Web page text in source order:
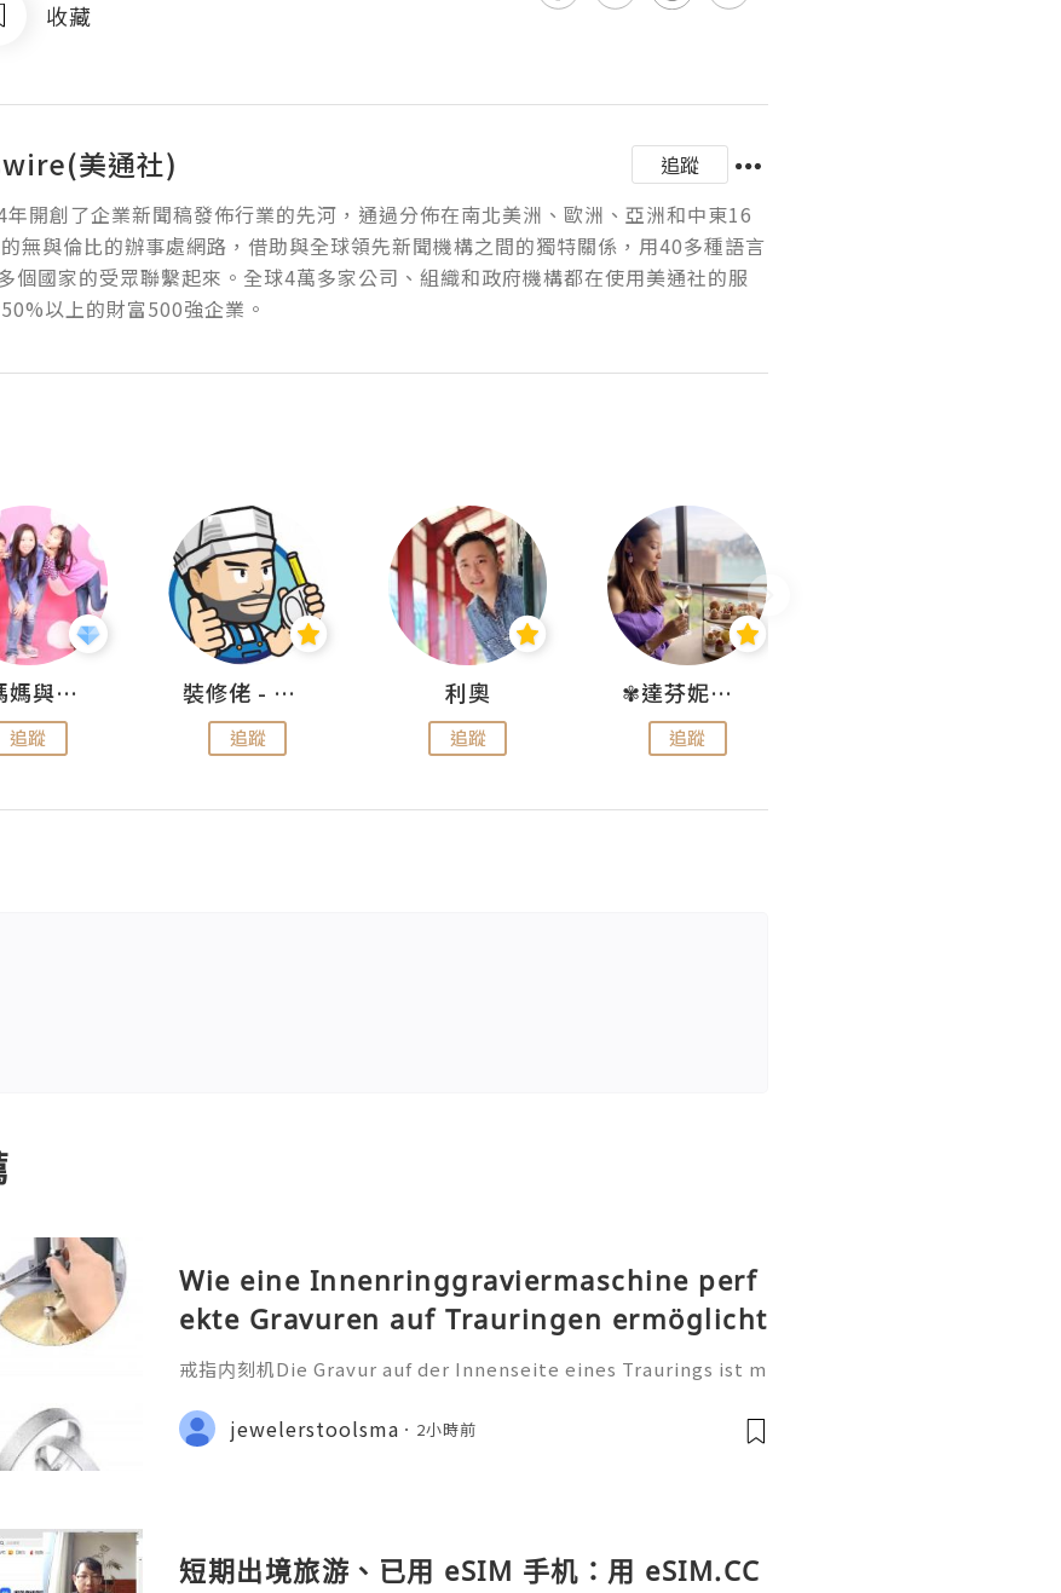
收藏
美通社)
追蹤
開創了企業新聞稿發佈行業的先河，通過分佈在南北美洲、歐洲、亞洲和中東16
無與倫比的辦事處網路，借助與全球領先新聞機構之間的獨特關係，用40多種語言
個國家的受眾聯繫起來。全球4萬多家公司、組織和政府機構都在使用美通社的服
以上的財富500強企業。
儍媽媽與兩隻小魔怪之家
追蹤
裝修佬 - 香港一站式網上裝修平台
追蹤
利奧
追蹤
✾達芬妮•愛孩子•愛生活✾
追蹤
Wie eine Innenringgraviermaschine perf
ekte Gravuren auf Trauringen ermöglicht
戒指内刻机Die Gravur auf der Innenseite eines Traurings ist m
iche Botschaft, die oft ein Datum, einen Namen, einen beso
nderen Satz oder ein Symb
jewelerstoolsma 2小時前
短期出境旅游、已用 eSIM 手机：用 eSIM.CC